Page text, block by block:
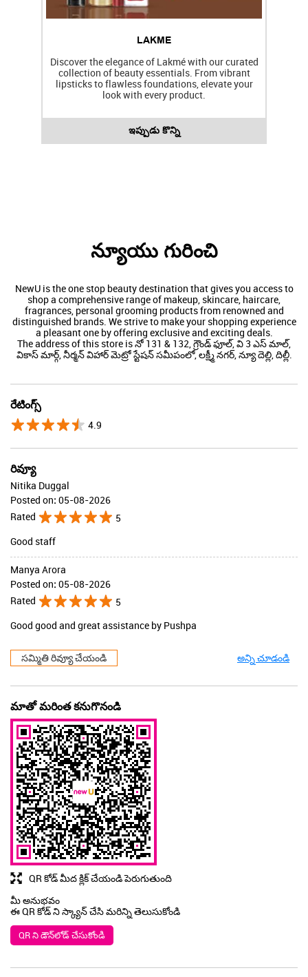
The address of this store is నో 131 & 132, గ్రౌండ్ ఫూల్, వి 3 ఎస్ మాల్,
వికాస్ మార్గ్, నీర్మన్ విహార్ మెట్రో స్టేషన్ సమీపంలో, లక్ష్మీ నగర్, న్యూ దెల్లి, దిల్లీ.
రేటింగ్స్
4.9
Nitika Duggal
Posted on
Rated
Manya Arora
Posted on:05-08-2026
Rated
Good good and great assistance by Pushpa
సమ్మితి రివ్యూ చేయండి అన్ని చూడండి
మాతో మరింత కనుగొనండి
QR కోడ్ మీద క్లిక్ చేయండి పెరుగుతుంది
మీ అనుభవం
ఈ QR కోడ్ ని స్క్యాన్ చేసి మరిన్ని తెలుసుకోండి
QR ని డౌన్‌లోడ్ చేసుకోండి
NewU stores in దిల్లీ
NewU stores inన్యూ దెల్లి
న్యూయుకు దిశలు పొందండి